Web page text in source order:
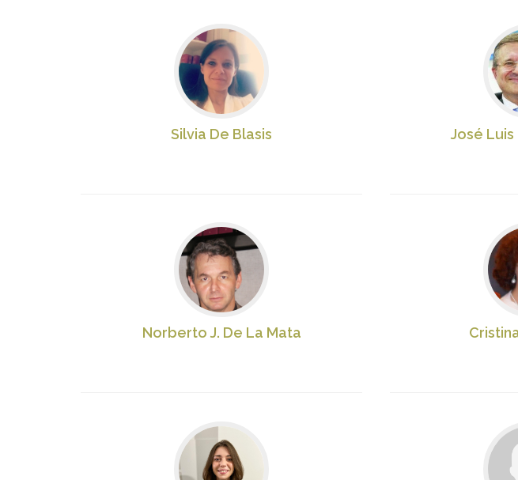
Silvia De Blasis José
Norberto J. De La Mata